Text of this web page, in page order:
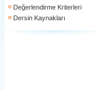
Değerlendirme Kriterleri
Dersin Kaynakları